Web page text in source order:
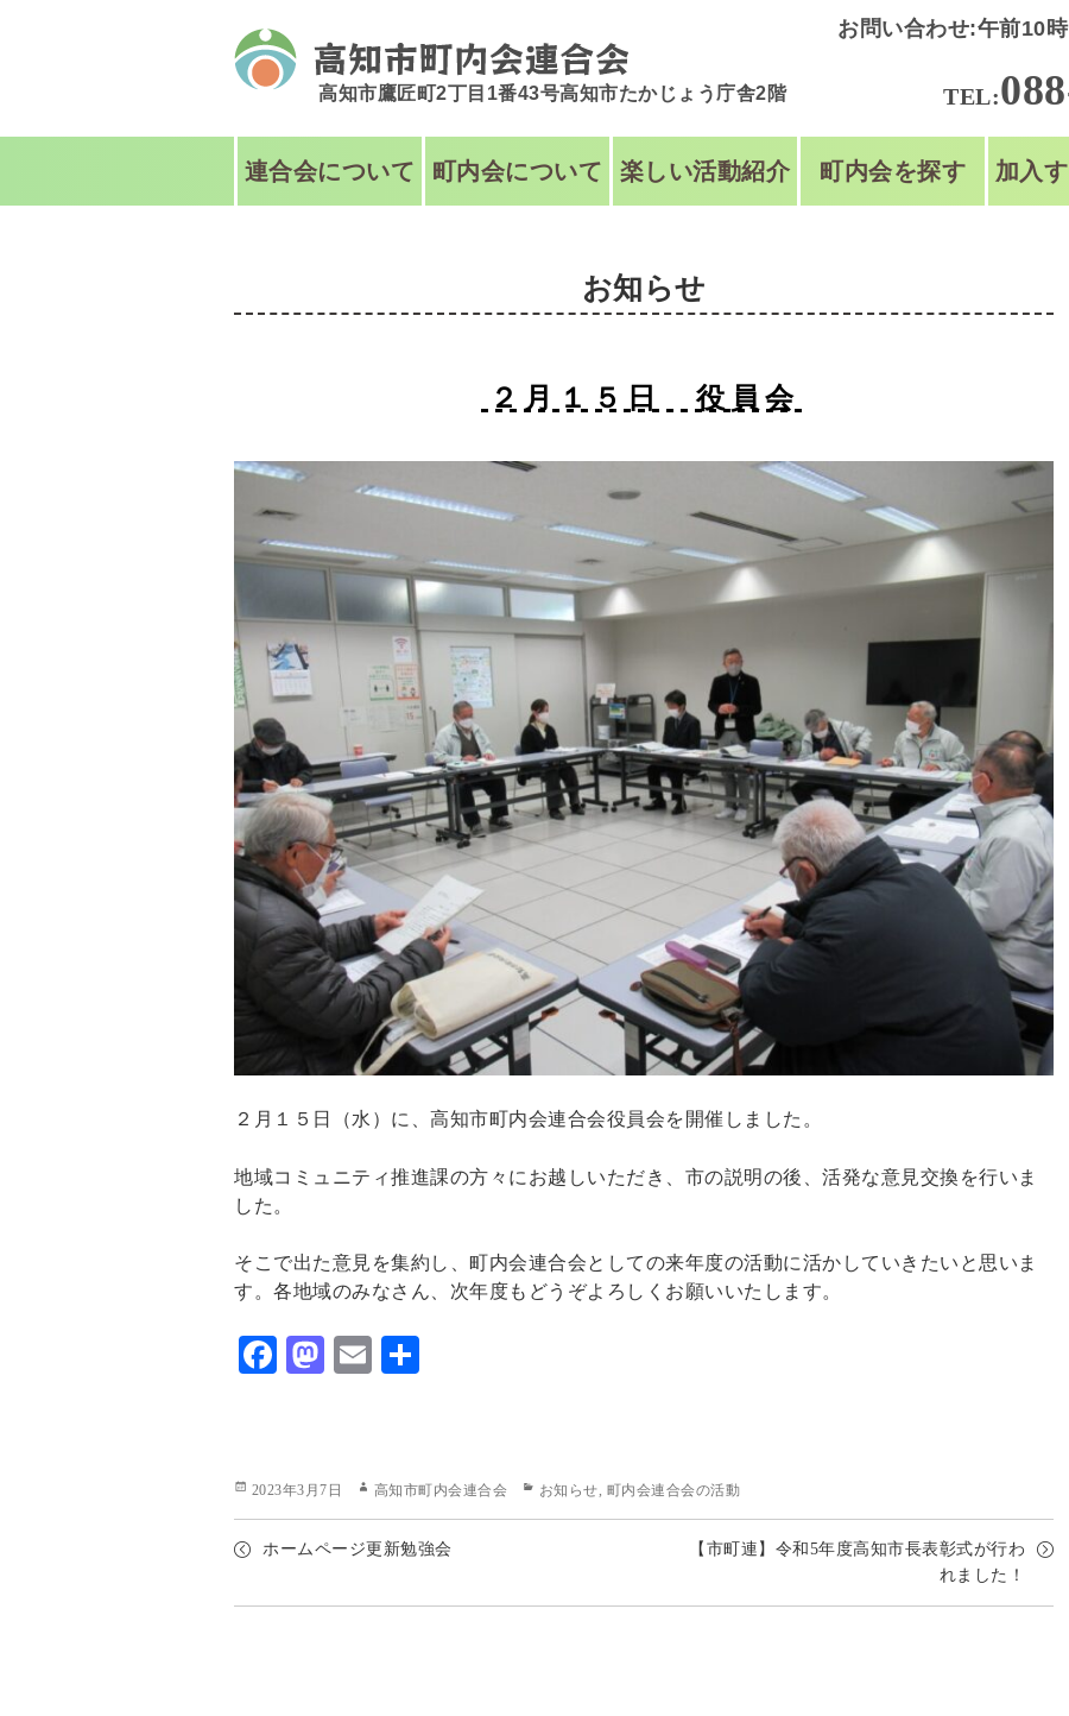
高知市鷹匠町2丁目1番43号高知市たかじょう庁舎2階
お問い合わせ:午前10
TEL:
連合会について 町内会について 楽しい活動紹介 町内会を探す 加入
お知らせ
２月１５日 役員会
２月１５日（水）に、高知市町内会連合会役員会を開催しました。
地域コミュニティ推進課の方々にお越しいただき、市の説明の後、活発な意見交換を行いま
した。
そこで出た意見を集約し、町内会連合会としての来年度の活動に活かしていきたいと思いま
す。各地域のみなさん、次年度もどうぞよろしくお願いいたします。
F
o
k
M
o
n
E
Posted
2023年3月7日 Author
高知市町内会連合会 Categories
お知らせ, 町内会連合会の活動
ホームページ更新勉強会
【市町連】令和5年度高知市長表彰式が行わ
れました！